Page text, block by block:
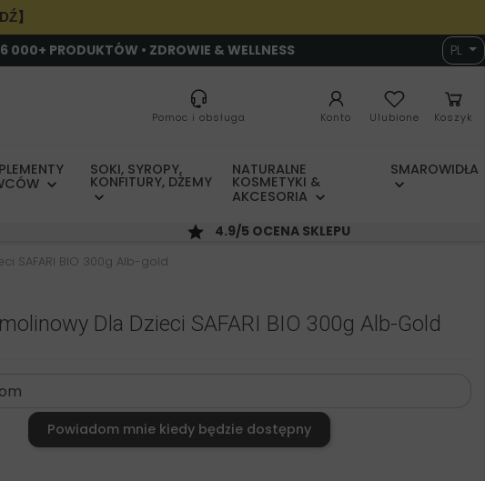
】
6 000+ PRODUKTÓW • ZDROWIE & WELLNESS PL
Pomoc i obsługa Konto Ulubione Koszyk
SOKI, SYROPY,
KONFITURY, DŻEMY
NATURALNE
KOSMETYKI &
AKCESORIA
SMAROWIDŁA
4.9/5 OCENA SKLEPU
SAFARI BIO 300g Alb-gold
Dla Dzieci SAFARI BIO 300g Alb-Gold
Powiadom mnie kiedy będzie dostępny